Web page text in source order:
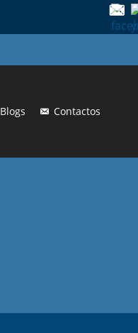
Blogs Contactos